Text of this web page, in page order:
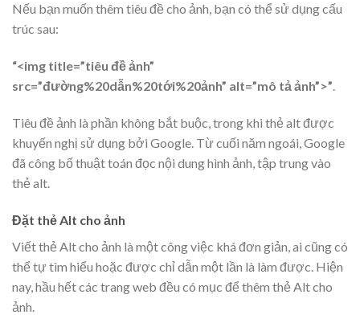
Nếu bạn muốn thêm tiêu đề cho ảnh, bạn có thể sử dụng cấu
trúc sau:
“<img title=”tiêu đề ảnh”
src=”đường%20dẫn%20tới%20ảnh” alt=”mô tả ảnh”>”.
Tiêu đề ảnh là phần không bắt buộc, trong khi thẻ alt được
khuyến nghị sử dụng bởi Google. Từ cuối năm ngoái, Google
đã công bố thuật toán đọc nội dung hình ảnh, tập trung vào
thẻ alt.
Đặt thẻ Alt cho ảnh
Viết thẻ Alt cho ảnh là một công việc khá đơn giản, ai cũng có
thể tự tìm hiểu hoặc được chỉ dẫn một lần là làm được. Hiện
nay, hầu hết các trang web đều có mục để thêm thẻ Alt cho
ảnh.